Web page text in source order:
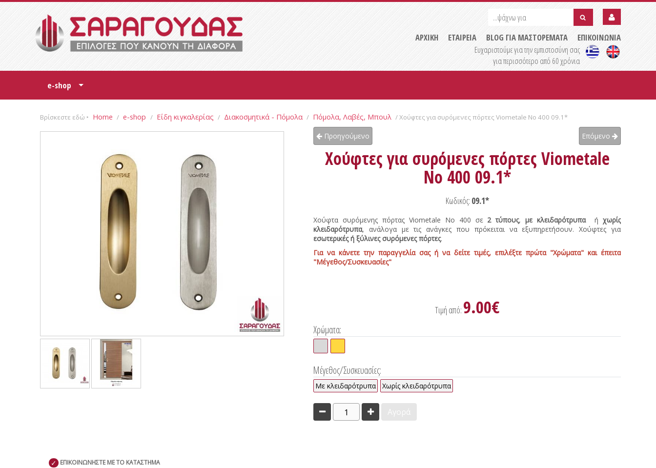
...ψάχνω
για
...ψάχνω
για
submit
ΕΠΙΚΟΙΝΩΝΙΑ
BLOG ΓΙΑ ΜΑΣΤΟΡΕΜΑΤΑ
ΕΤΑΙΡΕΙΑ
ΑΡΧΙΚΗ
Ευχαριστούμε για την εμπιστοσύνη σας
για περισσότερο από 60 χρόνια
e-shop
Βρίσκεστε εδώ ‣ Home / e-shop / Είδη κιγκαλερίας / Διακοσμητικά - Πόμολα / Πόμολα, Λαβές, Μπουλ / Χούφτες για συρόμενες πόρτες Viometale No 400 09.1*
Προηγούμενο Επόμενο
Χούφτες για συρόμενες πόρτες Viometale
No 400 09.1*
Κωδικός: 09.1*
Χούφτα συρόμενης πόρτας Viometale Νο 400 σε 2 τύπους,με κλειδαρότρυπαήχωρίς
κλειδαρότρυπα, ανάλογα με τις ανάγκες που πρόκειται να εξυπηρετήσουν. Χούφτες για
εσωτερικές ή ξύλινες συρόμενες πόρτες.
Για να κάνετε την παραγγελία σας ή να δείτε τιμές, επιλέξτε πρώτα "Χρώματα" και έπειτα
"Μέγεθος/Συσκευασίες"
Τιμή από: 9.00€
Χρώματα:
Μέγεθος/Συσκευασίες:
Με κλειδαρότρυπα Χωρίς κλειδαρότρυπα
1 Αγορά
✓ ΕΠΙΚΟΙΝΩΝΗΣΤΕ ΜΕ ΤΟ ΚΑΤΑΣΤΗΜΑ